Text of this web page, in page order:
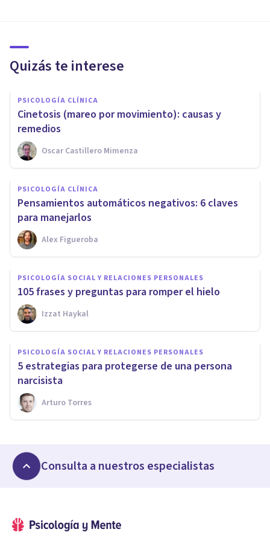
Quizás te interese
PSICOLOGÍA CLÍNICA
Cinetosis (mareo por movimiento): causas y
remedios
Oscar Castillero Mimenza
PSICOLOGÍA CLÍNICA
Pensamientos automáticos negativos: 6 claves
para manejarlos
Alex Figueroba
PSICOLOGÍA SOCIAL Y RELACIONES PERSONALES
105 frases y preguntas para romper el hielo
Izzat Haykal
PSICOLOGÍA SOCIAL Y RELACIONES PERSONALES
5 estrategias para protegerse de una persona
narcisista
Arturo Torres
Consulta a nuestros especialistas